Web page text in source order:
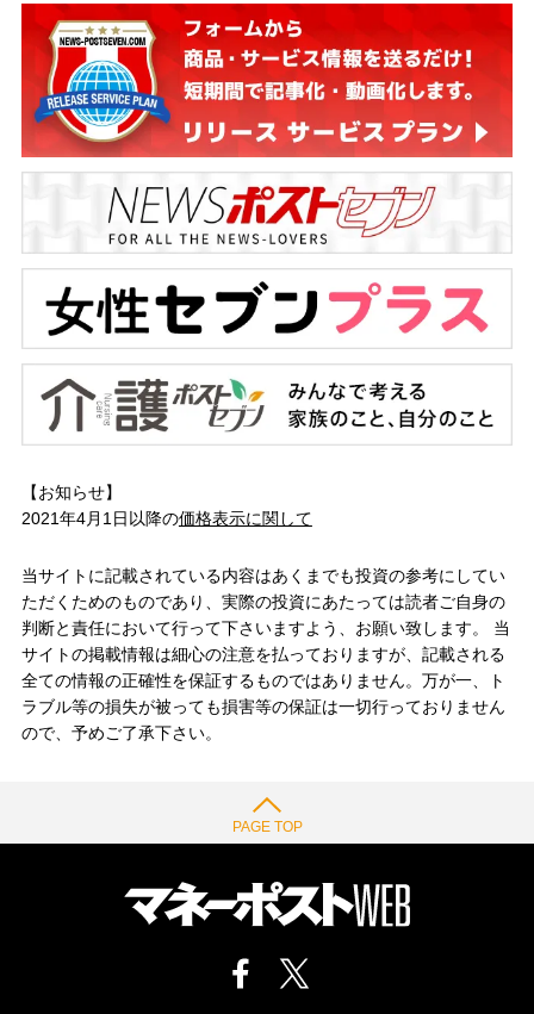
【お知らせ】
2021年4月1日以降の価格表示に関して
当サイトに記載されている内容はあくまでも投資の参考にしてい
ただくためのものであり、実際の投資にあたっては読者ご自身の
判断と責任において行って下さいますよう、お願い致します。 当
サイトの掲載情報は細心の注意を払っておりますが、記載される
全ての情報の正確性を保証するものではありません。万が一、ト
ラブル等の損失が被っても損害等の保証は一切行っておりません
ので、予めご了承下さい。
PAGE TOP